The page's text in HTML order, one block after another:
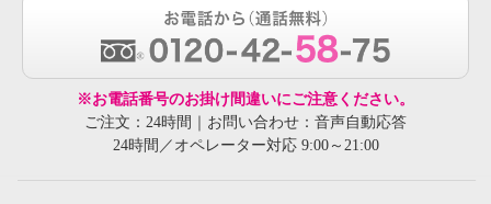
※お電話番号のお掛け間違いにご注意ください。
ご注文：24時間｜お問い合わせ：音声自動応答
24時間／オペレーター対応 9:00～21:00